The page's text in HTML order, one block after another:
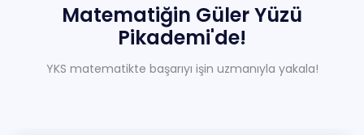
Matematiğin GülerYüzü
Pikademi'de!
YKS matematikte başarıyı işin uzmanıyla yakala!